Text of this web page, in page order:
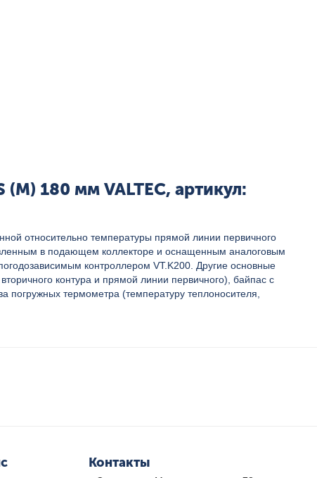
180 мм VALTEC, артикул:
относительно температуры прямой линии первичного
в подающем коллекторе и оснащенным аналоговым
контроллером VT.K200. Другие основные
контура и прямой линии первичного), байпас с
погружных термометра (температуру теплоносителя,
Контакты